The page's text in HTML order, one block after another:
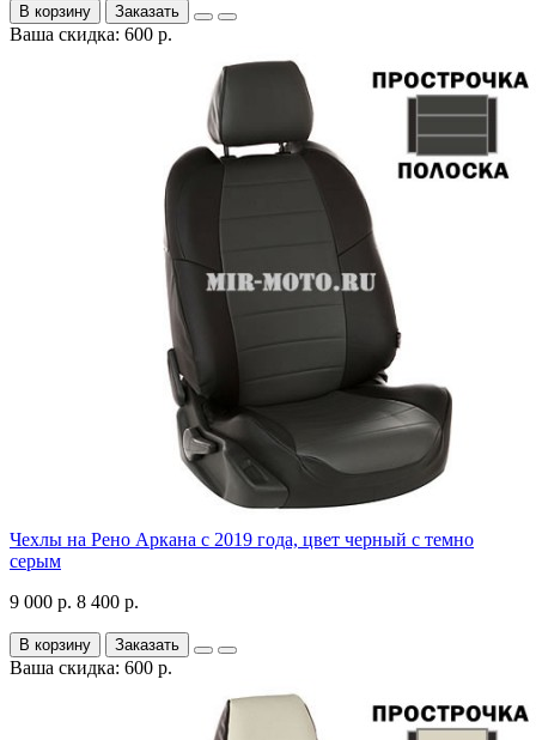
В корзину Заказать
Ваша скидка: 600 р.
Чехлы на Рено Аркана с 2019 года, цвет черный с темно
серым
9 000 р. 8 400 р.
В корзину Заказать
Ваша скидка: 600 р.